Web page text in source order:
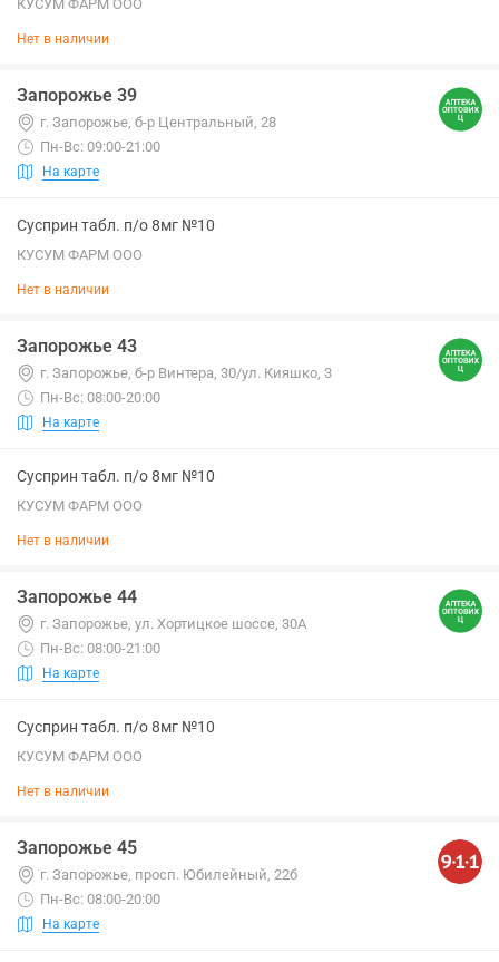
КУСУМ ФАРМ ООО
Нет в наличии
Запорожье 39
г. Запорожье, б-р Центральный, 28
Пн-Вс: 09:00-21:00
На карте
Сусприн табл. п/о 8мг №10
КУСУМ ФАРМ ООО
Нет в наличии
Запорожье 43
г. Запорожье, б-р Винтера, 30/ул. Кияшко, 3
Пн-Вс: 08:00-20:00
На карте
Сусприн табл. п/о 8мг №10
КУСУМ ФАРМ ООО
Нет в наличии
Запорожье 44
г. Запорожье, ул. Хортицкое шоссе, 30А
Пн-Вс: 08:00-21:00
На карте
Сусприн табл. п/о 8мг №10
КУСУМ ФАРМ ООО
Нет в наличии
Запорожье 45
г. Запорожье, просп. Юбилейный, 22б
Пн-Вс: 08:00-20:00
На карте